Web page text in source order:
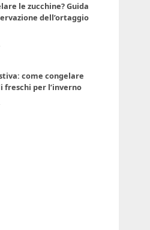
le zucchine? Guida
dell’ortaggio
come congelare
freschi per l’inverno